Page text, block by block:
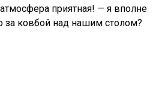
приятная! — я вполне
за ковбой над нашим столом?